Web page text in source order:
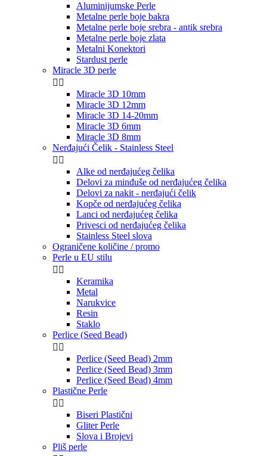
Aluminijumske Perle
Metalne perle boje bakra
Metalne perle boje srebra - antik srebra
Metalne perle boje zlata
Metalni Konektori
Stardust perle
Miracle 3D perle
 
Miracle 3D 10mm
Miracle 3D 12mm
Miracle 3D 14-20mm
Miracle 3D 6mm
Miracle 3D 8mm
Nerđajući Čelik - Stainless Steel
 
Alke od nerđajućeg čelika
Delovi za minđuše od nerđajućeg čelika
Delovi za nakit - nerđajući čelik
Kopče od nerđajućeg čelika
Lanci od nerđajućeg čelika
Privesci od nerđajućeg čelika
Stainless Steel slova
Ograničene količine / promo
Perle u EU stilu
 
Keramika
Metal
Narukvice
Resin
Staklo
Perlice (Seed Bead)
 
Perlice (Seed Bead) 2mm
Perlice (Seed Bead) 3mm
Perlice (Seed Bead) 4mm
Plastične Perle
 
Biseri Plastični
Gliter Perle
Slova i Brojevi
Pliš perle